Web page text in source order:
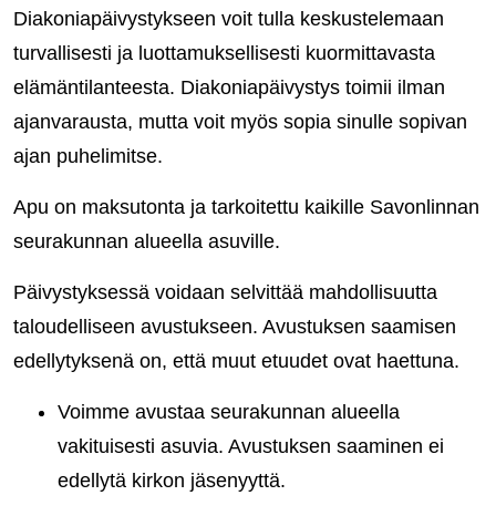
Diakoniapäivystykseen voit tulla keskustelemaan
turvallisesti ja luottamuksellisesti kuormittavasta
elämäntilanteesta. Diakoniapäivystys toimii ilman
ajanvarausta, mutta voit myös sopia sinulle sopivan
ajan puhelimitse.
Apu on maksutonta ja tarkoitettu kaikille Savonlinnan
seurakunnan alueella asuville.
Päivystyksessä voidaan selvittää mahdollisuutta
taloudelliseen avustukseen. Avustuksen saamisen
edellytyksenä on, että muut etuudet ovat haettuna.
Voimme avustaa seurakunnan alueella
vakituisesti asuvia. Avustuksen saaminen ei
edellytä kirkon jäsenyyttä.